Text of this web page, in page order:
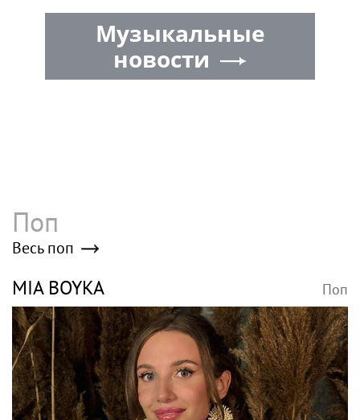
фитнес-тренеров и
специалистов
индустрии здоровья
Музыкальные
новости
Поп
Весь поп
MIA BOYKA Поп